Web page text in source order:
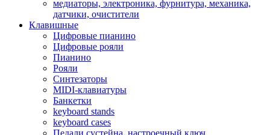
медиаторы, электроника, фурнитура, механика,
датчики, очистители
Клавишные
Цифровые пианино
Цифровые рояли
Пианино
Рояли
Синтезаторы
MIDI-клавиатуры
Банкетки
keyboard stands
keyboard cases
Педали сустейна, настроечный ключ